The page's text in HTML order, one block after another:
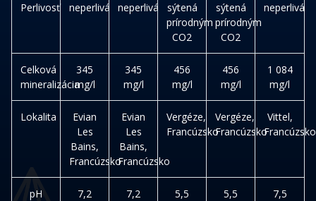
Perlivosť neperlivá neperlivá
sýtená
prírodným
CO2
sýtená
prírodným
CO2
neperlivá
Celková
mineralizácia
345
mg/l
345
mg/l
456
mg/l
456
mg/l
1 084
mg/l
Lokalita
Evian
Les
Bains,
Francúzsko
Evian
Les
Bains,
Francúzsko
Vergéze,
Francúzsko
Vergéze,
Francúzsko
Vittel,
Francúzsko
pH 7,2 7,2 5,5 5,5 7,5